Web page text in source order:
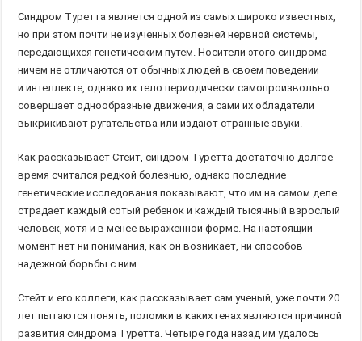
Синдром Туретта является одной из самых широко известных,
но при этом почти не изученных болезней нервной системы,
передающихся генетическим путем. Носители этого синдрома
ничем не отличаются от обычных людей в своем поведении
и интеллекте, однако их тело периодически самопроизвольно
совершает однообразные движения, а сами их обладатели
выкрикивают ругательства или издают странные звуки.
Как рассказывает Стейт, синдром Туретта достаточно долгое
время считался редкой болезнью, однако последние
генетические исследования показывают, что им на самом деле
страдает каждый сотый ребенок и каждый тысячный взрослый
человек, хотя и в менее выраженной форме. На настоящий
момент нет ни понимания, как он возникает, ни способов
надежной борьбы с ним.
Стейт и его коллеги, как рассказывает сам ученый, уже почти 20
лет пытаются понять, поломки в каких генах являются причиной
развития синдрома Туретта. Четыре года назад им удалось